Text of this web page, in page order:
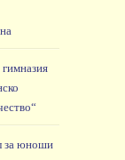
за юноши